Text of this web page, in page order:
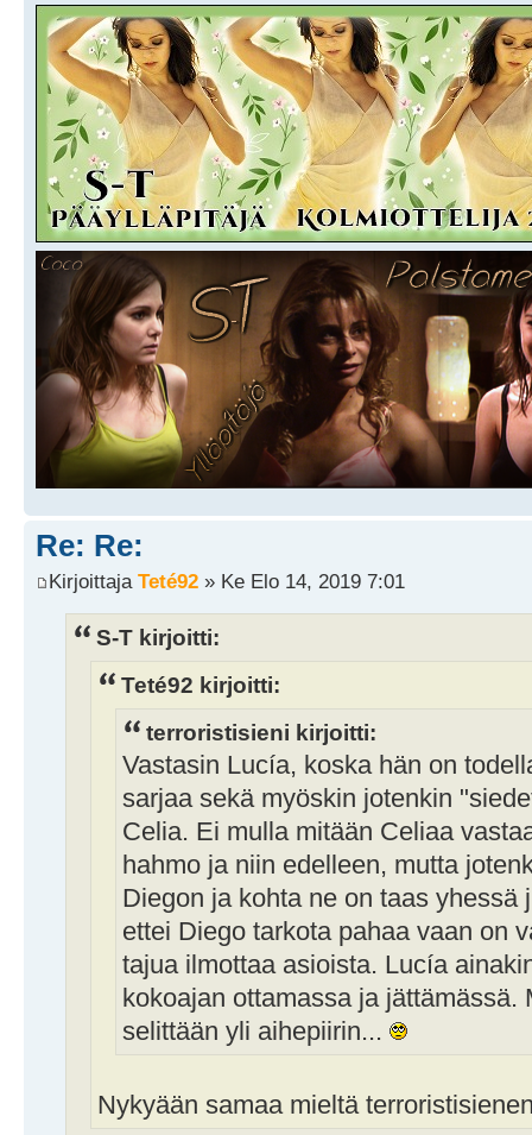
Re: Re:
Kirjoittaja Teté92 » Ke Elo 14, 2019 7:01
S-T kirjoitti:
Teté92 kirjoitti:
terroristisieni kirjoitti:
Vastasin Lucía, koska hän on
sarjaa sekä myöskin jotenkin
Celia. Ei mulla mitään Celiaa
hahmo ja niin edelleen, mutta
Diegon ja kohta ne on taas yhessä
ettei Diego tarkota pahaa vaan on
tajua ilmottaa asioista. Lucía
kokoajan ottamassa ja jättämässä.
selittään yli aihepiirin...
Nykyään samaa mieltä